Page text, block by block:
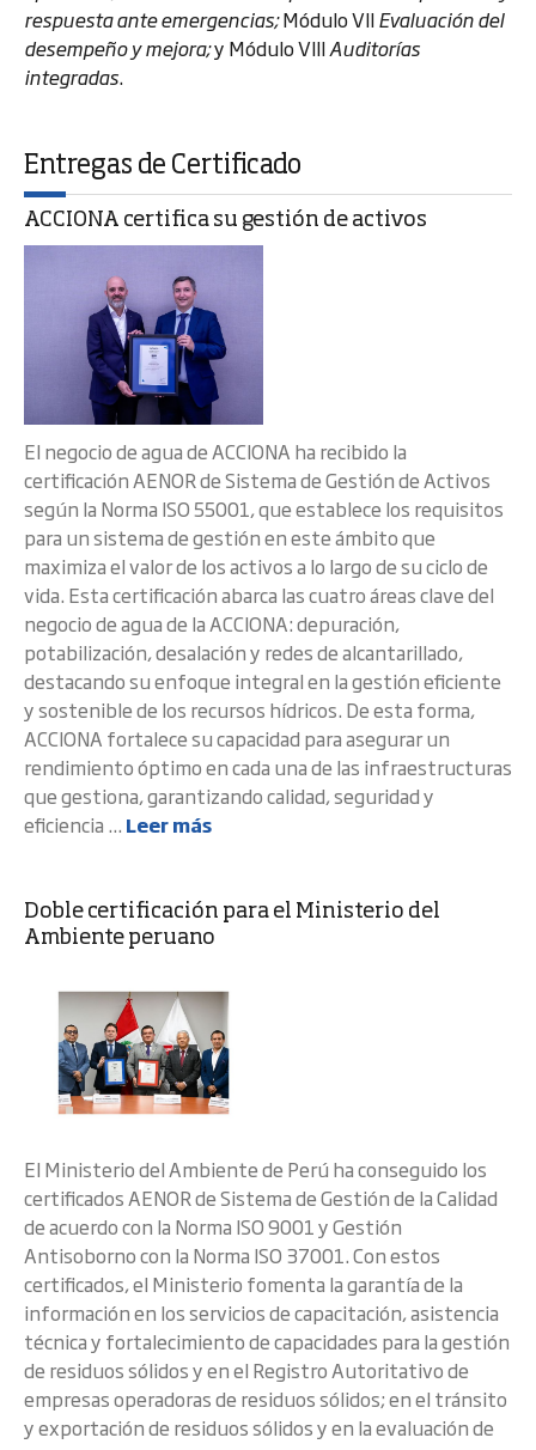
respuesta ante emergencias;Módulo VIIEvaluación del
desempeño y mejora;y Módulo VIIIAuditorías
integradas.
Entregas de Certificado
ACCIONA certifica su gestión de activos
El negocio de agua de ACCIONA ha recibido la
certificación AENOR de Sistema de Gestión de Activos
según la Norma ISO 55001, que establece los requisitos
para un sistema de gestión en este ámbito que
maximiza el valor de los activos a lo largo de su ciclo de
vida. Esta certificación abarca las cuatro áreas clave del
negocio de agua de la ACCIONA: depuración,
potabilización, desalación y redes de alcantarillado,
destacando su enfoque integral en la gestión eficiente
y sostenible de los recursos hídricos. De esta forma,
ACCIONA fortalece su capacidad para asegurar un
rendimiento óptimo en cada una de las infraestructuras
que gestiona, garantizando calidad, seguridad y
eficiencia ... Leer más
Doble certificación para el Ministerio del
Ambiente peruano
El Ministerio del Ambiente de Perú ha conseguido los
certificados AENOR de Sistema de Gestión de la Calidad
de acuerdo con la Norma ISO 9001 y Gestión
Antisoborno con la Norma ISO 37001. Con estos
certificados, el Ministerio fomenta la garantía de la
información en los servicios de capacitación, asistencia
técnica y fortalecimiento de capacidades para la gestión
de residuos sólidos y en el Registro Autoritativo de
empresas operadoras de residuos sólidos; en el tránsito
y exportación de residuos sólidos y en la evaluación de